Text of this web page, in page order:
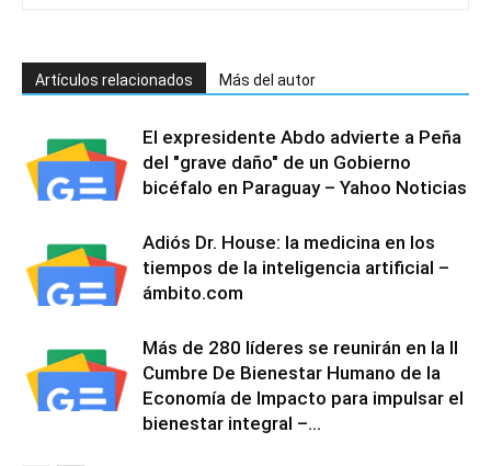
Artículos relacionados Más del autor
El expresidente Abdo advierte a Peña
del "grave daño" de un Gobierno
bicéfalo en Paraguay – Yahoo Noticias
Adiós Dr. House: la medicina en los
tiempos de la inteligencia artificial –
ámbito.com
Más de 280 líderes se reunirán en la II
Cumbre De Bienestar Humano de la
Economía de Impacto para impulsar el
bienestar integral –...